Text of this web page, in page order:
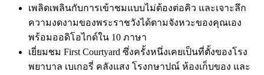
เพลิดเพลินกับการเข้าชมแบบไม่ต้องต่อคิว และเจาะลึก
ความงดงามของพระราชวังได้ตามจังหวะของคุณเอง
พร้อมออดิโอไกด์ใน 10 ภาษา
เยี่ยมชม First Courtyard ซึ่งครั้งหนึ่งเคยเป็นที่ตั้งของโรง
พยาบาล เบเกอรี่ คลังแสง โรงกษาปณ์ ห้องเก็บของ และ